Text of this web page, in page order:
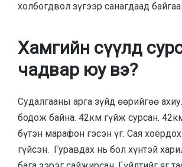
холбогдвол зүгээр санагдаад байгаа
Хамгийн сүүлд
чадвар юу вэ?
Судалгааны арга зүйд өөрийгөө
бодож байна. 42км гүйж сурсан.
бүтэн марафон гэсэн үг. Сая
гүйсэн. Гуравдах нь бол хүнтэй